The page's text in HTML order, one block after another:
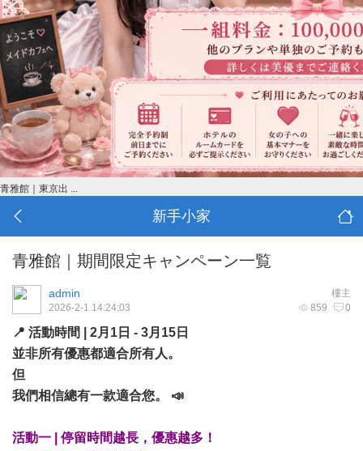
青雅館｜東京出 ...
新手小家
青雅館｜期間限定キャンペーン一覧
樓主
admin
859 0
2026-2-1 14:24:03
📍 活動時間 | 2月1日 - 3月15日
並非所有優惠都適合所有人。
但
我們相信總有一款適合您。 📣
活動一 | 停留時間越長，優惠越多！